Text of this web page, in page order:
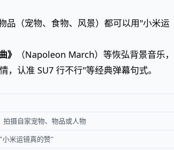
品（宠物、食物、风景）都可以用"小米运
》
（Napoleon March）等恢弘背景音乐
认准 SU7 行不行"等经典弹幕句式。
摄自家宠物、物品或人物
米运镜真的赞"